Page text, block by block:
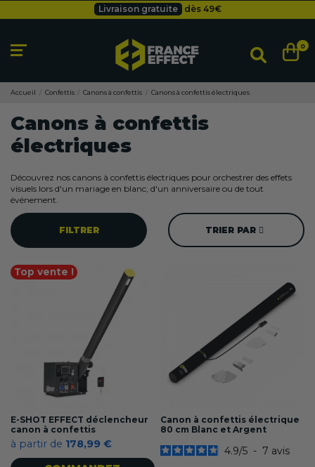
Livraison gratuite dès 49€
Livraison gratuite dès 49 0
Accueil Confettis Canons à confettis Canons à confettis électriques
Canons à confettis
électriques
Découvrez nos canons à confettis électriques pour orchestrer des effets
visuels lors d'un mariage en blanc, d'un anniversaire ou de tout
événement.
FILTRER TRIER PAR
Top vente !
E-SHOT EFFECT déclencheur
canon à confettis
à partir de 178,99 €
Canon à confettis électrique
80 cm Blanc et Argent
4.9/5 - 7 avis